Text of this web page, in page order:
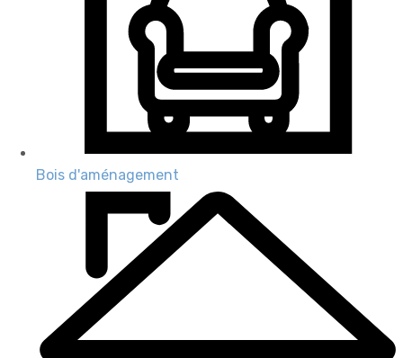
Bois d'aménagement